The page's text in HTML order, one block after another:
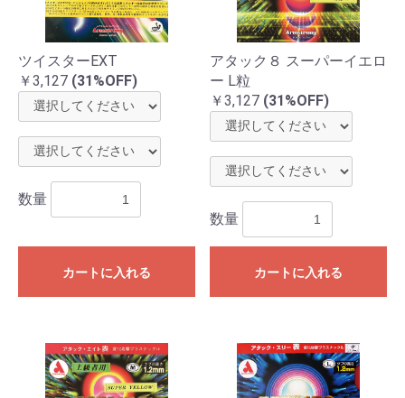
ツイスターEXT
￥3,127 (31%OFF)
数量
カートに入れる
アタック８ スーパーイエロ
ー L粒
￥3,127 (31%OFF)
数量
カートに入れる